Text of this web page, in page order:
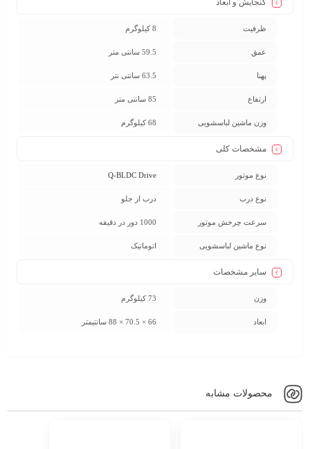
گنجایش و ابعاد
ظرفیت 8 کیلوگرم
عمق 59.5 سانتی متر
پهنا 63.5 سانتی نتر
ارتفاع 85 سانتی متر
وزن ماشین لباسشویی 68 کیلوگرم
مشخصات کلی
نوع موتور Q-BLDC Drive
نوع درب درب از جلو
سرعت چرخش موتور 1000 دور در دقیقه
نوع ماشین لباسشویی اتوماتیک
سایر مشخصات
وزن 73 کیلوگرم
ابعاد 66 × 70.5 × 88 سانتیمتر
محصولات مشابه